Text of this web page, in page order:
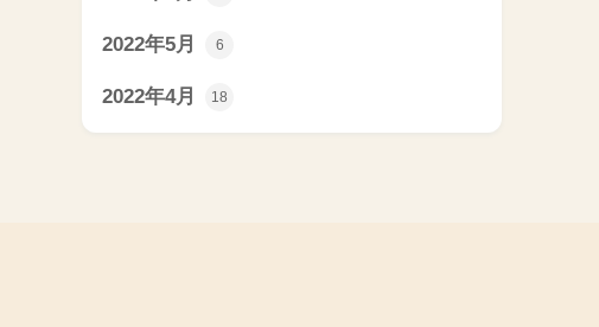
2022年5月 6
2022年4月 18